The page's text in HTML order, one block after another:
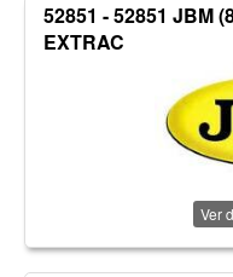
52851 - 52851 JBM
EXTRAC
Ver